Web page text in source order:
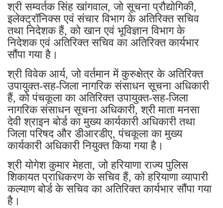
श्री सम्वर्तक सिंह खांगवाल, जो सूचना प्रौद्योगिकी,
इलेक्ट्रॉनिक्स एवं संचार विभाग के अतिरिक्त सचिव
तथा निदेशक हैं, को खान एवं भूविज्ञान विभाग के
निदेशक एवं अतिरिक्त सचिव का अतिरिक्त कार्यभार
सौंपा गया है।
श्री विवेक आर्य, जो वर्तमान में कुरुक्षेत्र के अतिरिक्त
उपायुक्त-सह-जिला नागरिक संसाधन सूचना अधिकारी
हैं, को पंचकूला का अतिरिक्त उपायुक्त-सह-जिला
नागरिक संसाधन सूचना अधिकारी, श्री माता मनसा
देवी श्राइन बोर्ड का मुख्य कार्यकारी अधिकारी तथा
जिला परिषद और डीआरडीए, पंचकूला का मुख्य
कार्यकारी अधिकारी नियुक्त किया गया है।
श्री योगेश कुमार मेहता, जो हरियाणा राज्य पुलिस
शिकायत प्राधिकरण के सचिव हैं, को हरियाणा व्यापारी
कल्याण बोर्ड के सचिव का अतिरिक्त कार्यभार सौंपा गया
है।